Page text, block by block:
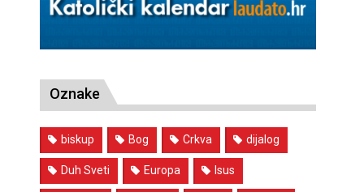
Oznake
biskup Bog Crkva dijalog
Duh Sveti Europa Isus